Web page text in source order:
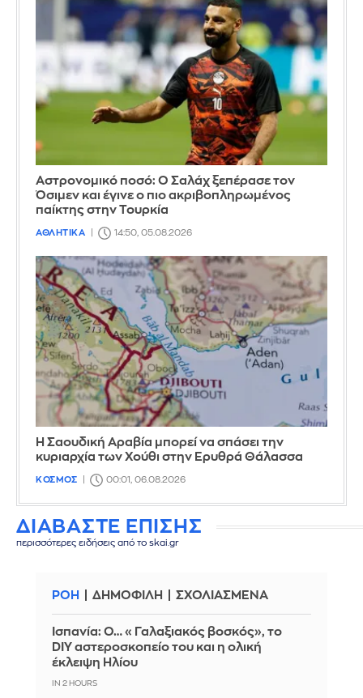
Αστρονομικό ποσό: Ο Σαλάχ ξεπέρασε τον
Όσιμεν και έγινε ο πιο ακριβοπληρωμένος
παίκτης στην Τουρκία
ΑΘΛΗΤΙΚΑ 14:50, 05.08.2026
Η Σαουδική Αραβία μπορεί να σπάσει την
κυριαρχία των Χούθι στην Ερυθρά Θάλασσα
ΚΟΣΜΟΣ 00:01, 06.08.2026
ΔΙΑΒΑΣΤΕ ΕΠΙΣΗΣ
περισσότερες ειδήσεις από το skai.gr
ΡΟΗ ΔΗΜΟΦΙΛΗ ΣΧΟΛΙΑΣΜΕΝΑ
Ισπανία: Ο… «Γαλαξιακός βοσκός», το
DIY αστεροσκοπείο του και η ολική
έκλειψη Ηλίου
IN 2 HOURS